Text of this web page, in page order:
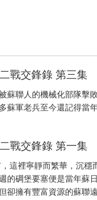
戰交鋒錄 第三集
蘇聯人的機械化部隊擊
軍老兵至今還記得當
戰交鋒錄 第一集
這裡寧靜而繁華，沉穩
的碉堡要塞便是當年蘇
卻擁有豐富資源的蘇聯